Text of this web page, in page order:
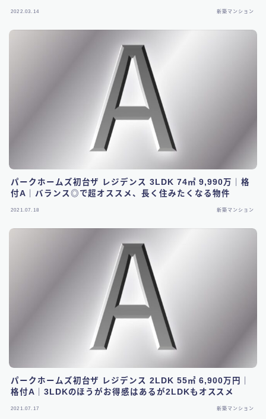
2022.03.14 新築マンション
パークホームズ初台ザ レジデンス 3LDK 74㎡ 9,990万｜格
付A｜バランス◎で超オススメ、長く住みたくなる物件
2021.07.18 新築マンション
パークホームズ初台ザ レジデンス 2LDK 55㎡ 6,900万円｜
格付A｜3LDKのほうがお得感はあるが2LDKもオススメ
2021.07.17 新築マンション